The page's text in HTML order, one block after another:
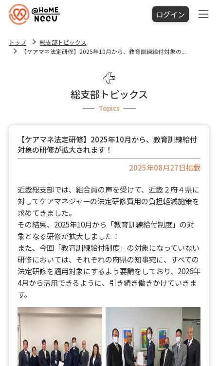
ログイン
トップ
総支部トピックス
【ケアマネ法定研修】2025年10月から、教育訓練給付対象の...
総支部トピックス
Topics
【ケアマネ法定研修】2025年10月から、教育訓練給付
対象の研修が拡大されます！
2025年08月27日掲載
近畿総支部では、組合員の声を受けて、近畿２府４県に
対してケアマネジャーの法定研修費用の負担軽減施策を
求めてきました。
その結果、2025年10月から「教育訓練給付制度」の対
象となる研修が拡大しました！
また、今回「教育訓練給付制度」の対象になっていない
研修においては、それぞれの府県の知事宛に、すべての
法定研修を適用対象にするよう要請をしており、2026年
4月から活用できるように、引き続き働きかけていきま
す。